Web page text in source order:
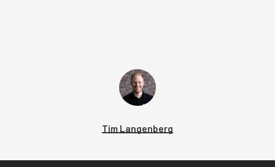
Tim Langenberg